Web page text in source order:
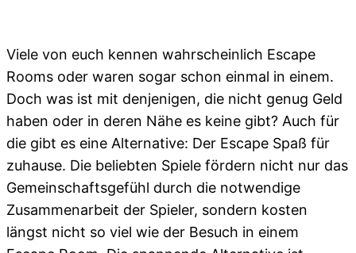
Viele von euch kennen wahrscheinlich Escape
Rooms oder waren sogar schon einmal in einem.
Doch was ist mit denjenigen, die nicht genug Geld
haben oder in deren Nähe es keine gibt? Auch für
die gibt es eine Alternative: Der Escape Spaß für
zuhause. Die beliebten Spiele fördern nicht nur das
Gemeinschaftsgefühl durch die notwendige
Zusammenarbeit der Spieler, sondern kosten
längst nicht so viel wie der Besuch in einem